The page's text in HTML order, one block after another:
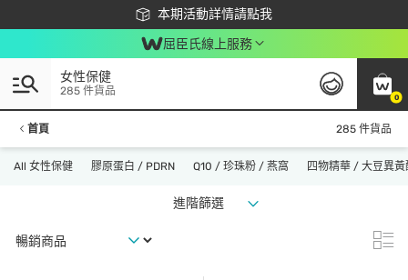
本期活動詳情請點我
下載app最高回饋$350
屈臣氏線上服務
0
女性保健
285 件貨品
首頁 285 件貨品
All 女性保健 膠原蛋白 / PDRN Q10 / 珍珠粉 / 燕窩 四物精華 / 大豆異黃
進階篩選